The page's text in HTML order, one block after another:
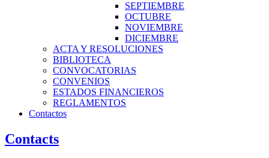
SEPTIEMBRE
OCTUBRE
NOVIEMBRE
DICIEMBRE
ACTA Y RESOLUCIONES
BIBLIOTECA
CONVOCATORIAS
CONVENIOS
ESTADOS FINANCIEROS
REGLAMENTOS
Contactos
Contacts